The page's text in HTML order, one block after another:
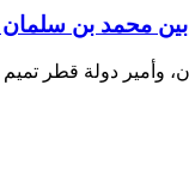
بين محمد بن
وأمير دولة قطر